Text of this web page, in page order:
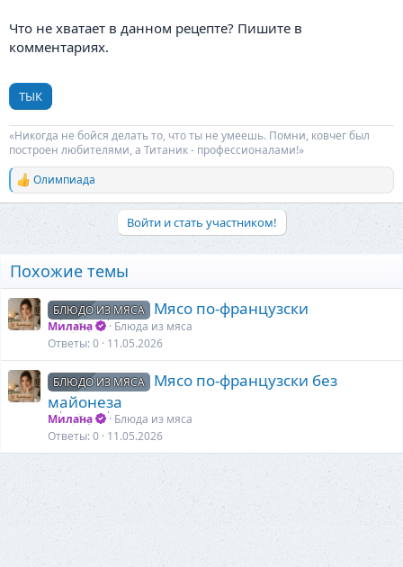
Что не хватает в данном рецепте? Пишите в
комментариях.
ТЫК
«Никогда не бойся делать то, что ты не умеешь. Помни, ковчег был
построен любителями, а Титаник - профессионалами!»
Р
е
и
и
:
Олимпиада
Войти и стать участником!
Похожие темы
БЛЮДО ИЗ МЯСА Мясо по-французски
Милана
Блюда из мяса
Ответы 0 11.05.2026
БЛЮДО ИЗ МЯСА
Мясо по-французски без
майонеза
Милана
Блюда из мяса
Ответы 0 11.05.2026